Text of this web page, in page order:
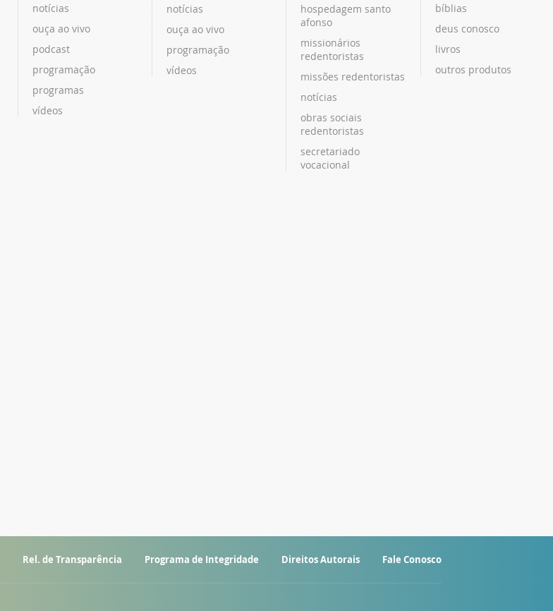
notícias
ouça ao vivo
podcast
programação
programas
vídeos
notícias
ouça ao vivo
programação
vídeos
hospedagem santo
afonso
missionários
redentoristas
missões redentoristas
notícias
obras sociais
redentoristas
secretariado
vocacional
bíblias
deus conosco
livros
outros produtos
Rel. de Transparência Programa de Integridade Direitos Autorais Fale Conosco